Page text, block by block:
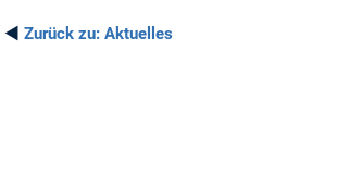
◄ Zurück zu: Aktuelles